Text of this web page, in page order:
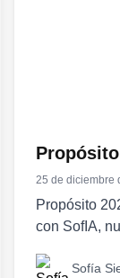
25 de diciembre
Propósito
con SofIA,
Sofía